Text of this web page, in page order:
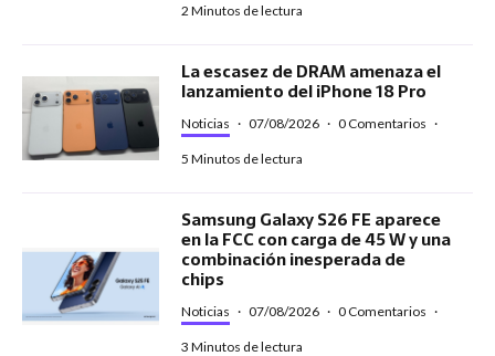
2 Minutos de lectura
La escasez de DRAM amenaza el
lanzamiento del iPhone 18 Pro
Noticias · 07/08/2026 · 0 Comentarios ·
5 Minutos de lectura
Samsung Galaxy S26 FE aparece
en la FCC con carga de 45 W y una
combinación inesperada de
chips
Noticias · 07/08/2026 · 0 Comentarios ·
3 Minutos de lectura